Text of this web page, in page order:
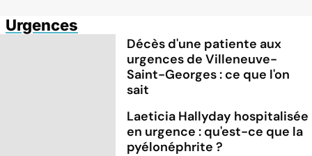
Urgences
Décès d'une patiente aux
urgences de Villeneuve-
Saint-Georges : ce que l'on
sait
Laeticia Hallyday hospitalisée
en urgence : qu'est-ce que la
pyélonéphrite ?